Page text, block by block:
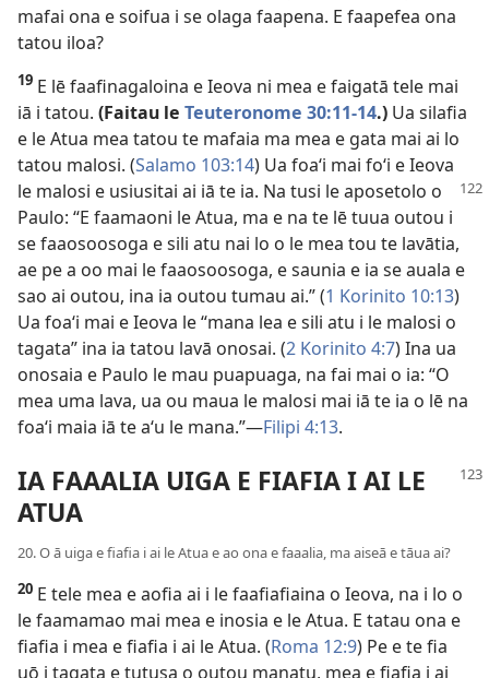
mafai ona e soifua i se olaga faapena. E faapefea ona
tatou iloa?
19 E lē faafinagaloina e Ieova ni mea e faigatā tele mai
iā i tatou. (Faitau le Teuteronome 30:11-14.) Ua silafia
e le Atua mea tatou te mafaia ma mea e gata mai ai lo
tatou malosi. (Salamo 103:14) Ua foaʻi mai foʻi e Ieova
le malosi e usiusitai ai iā te ia. Na tusi le aposetolo o
Paulo: “E faamaoni le Atua, ma e na te lē tuua outou i
se faaosoosoga e sili atu nai lo o le mea tou te lavātia,
ae pe a oo mai le faaosoosoga, e saunia e ia se auala e
sao ai outou, ina ia outou tumau ai.” (1 Korinito 10:13)
Ua foaʻi mai e Ieova le “mana lea e sili atu i le malosi o
tagata” ina ia tatou lavā onosai. (2 Korinito 4:7) Ina ua
onosaia e Paulo le mau puapuaga, na fai mai o ia: “O
mea uma lava, ua ou maua le malosi mai iā te ia o lē na
foaʻi maia iā te aʻu le mana.”—Filipi 4:13.
IA FAAALIA UIGA E FIAFIA I AI LE
ATUA
20. O ā uiga e fiafia i ai le Atua e ao ona e faaalia, ma aiseā e tāua ai?
20 E tele mea e aofia ai i le faafiafiaina o Ieova, na i lo o
le faamamao mai mea e inosia e le Atua. E tatau ona e
fiafia i mea e fiafia i ai le Atua. (Roma 12:9) Pe e te fia
uō i tagata e tutusa o outou manatu, mea e fiafia i ai